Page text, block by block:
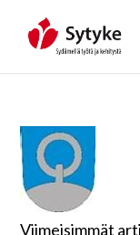
content
Viimeisimmät